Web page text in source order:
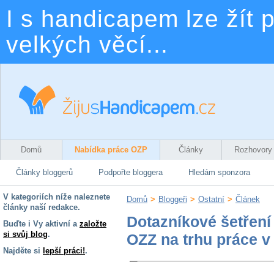
I s handicapem lze žít
velkých věcí...
Domů Nabídka práce OZP Články Rozhovory
Články bloggerů Podpořte bloggera Hledám sponzora
V kategoriích níže naleznete
články naší redakce.
Buďte i Vy aktivní a založte
si svůj blog.
Najděte si lepší práci!.
Domů > Bloggeři > Ostatní > Článek
Dotazníkové šetření
OZZ na trhu práce v